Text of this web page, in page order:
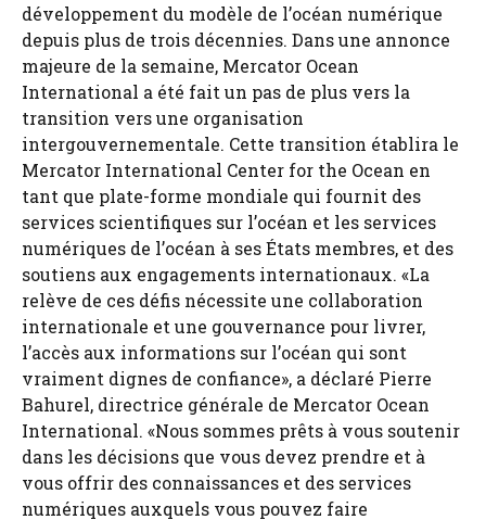
développement du modèle de l’océan numérique
depuis plus de trois décennies. Dans une annonce
majeure de la semaine, Mercator Ocean
International a été fait un pas de plus vers la
transition vers une organisation
intergouvernementale. Cette transition établira le
Mercator International Center for the Ocean en
tant que plate-forme mondiale qui fournit des
services scientifiques sur l’océan et les services
numériques de l’océan à ses États membres, et des
soutiens aux engagements internationaux. «La
relève de ces défis nécessite une collaboration
internationale et une gouvernance pour livrer,
l’accès aux informations sur l’océan qui sont
vraiment dignes de confiance», a déclaré Pierre
Bahurel, directrice générale de Mercator Ocean
International. «Nous sommes prêts à vous soutenir
dans les décisions que vous devez prendre et à
vous offrir des connaissances et des services
numériques auxquels vous pouvez faire